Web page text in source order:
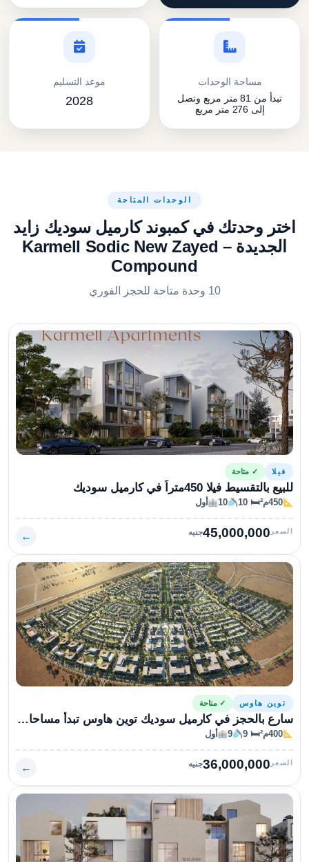
مساحة الوحدات
تبدأ من 81 متر مربع وتصل
إلى 276 متر مربع
موعد التسليم
2028
الوحدات المتاحة
اختر وحدتك في كمبوند كارميل سوديك زايد
الجديدة – Karmell Sodic New Zayed
Compound
10 وحدة متاحة للحجز الفوري
فيلا ✓ متاحة
للبيع بالتقسيط فيلا 450متراً في كارميل سوديك
450م² 🛏 10
10 أول
السعر 45,000,000جنيه ←
توين هاوس ✓ متاحة
سارع بالحجز في كارميل سوديك توين هاوس تبدأ مساحاتها من 400متر
400م² 🛏 9
9 أول
السعر 36,000,000جنيه ←